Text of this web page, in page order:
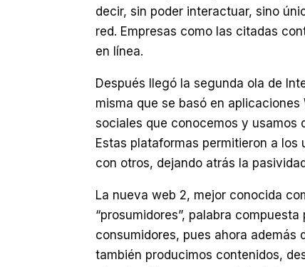
decir, sin poder interactuar, sino
red. Empresas como las citadas
en línea.
Después llegó la segunda ola de
misma que se basó en
sociales que conocemos y usamos
Estas plataformas permitieron a
con otros, dejando atrás la
La nueva web 2, mejor conocida
“prosumidores”, palabra
consumidores, pues ahora además
también producimos contenidos,